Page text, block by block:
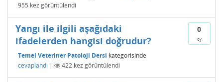
955 kez görüntülendi
0
oy
Yangı ile ilgili aşağıdaki
ifadelerden hangisi doğrudur?
Temel Veteriner Patoloji Dersi kategorisinde
cevaplandı | 422 kez görüntülendi